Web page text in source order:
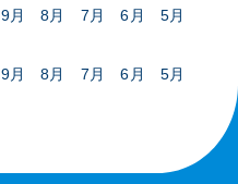
9月 8月 7月 6月
5月
9月 8月 7月 6月
5月